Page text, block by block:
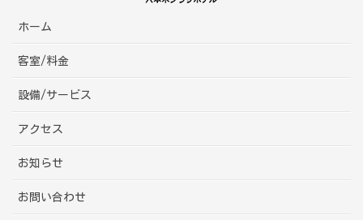
ホーム
客室/料金
設備/サービス
アクセス
お知らせ
お問い合わせ